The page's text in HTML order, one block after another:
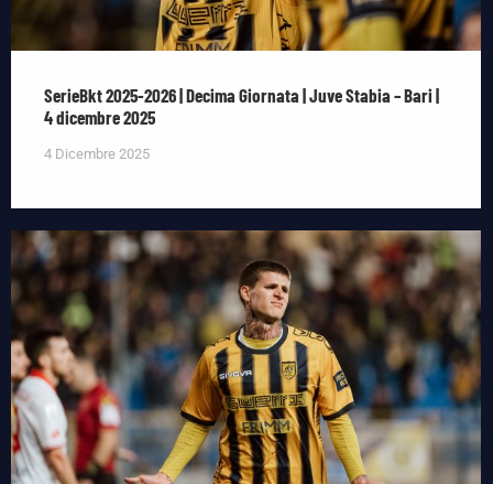
SerieBkt 2025-2026 | Decima Giornata | Juve Stabia – Bari |
4 dicembre 2025
4 Dicembre 2025